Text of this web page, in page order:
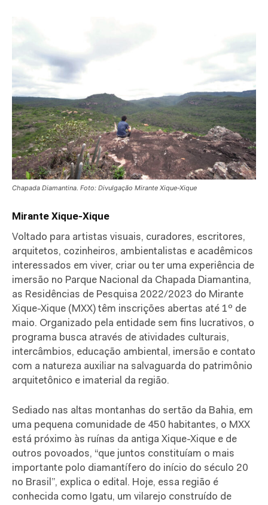
Chapada Diamantina. Foto: Divulgação Mirante Xique-Xique
Mirante Xique-Xique
Voltado para artistas visuais, curadores, escritores,
arquitetos, cozinheiros, ambientalistas e acadêmicos
interessados em viver, criar ou ter uma experiência de
imersão no Parque Nacional da Chapada Diamantina,
as Residências de Pesquisa 2022/2023 do Mirante
Xique-Xique (MXX) têm inscrições abertas até 1º de
maio. Organizado pela entidade sem fins lucrativos, o
programa busca através de atividades culturais,
intercâmbios, educação ambiental, imersão e contato
com a natureza auxiliar na salvaguarda do patrimônio
arquitetônico e imaterial da região.
Sediado nas altas montanhas do sertão da Bahia, em
uma pequena comunidade de 450 habitantes, o MXX
está próximo às ruínas da antiga Xique-Xique e de
outros povoados, “que juntos constituíam o mais
importante polo diamantífero do início do século 20
no Brasil”, explica o edital. Hoje, essa região é
conhecida como Igatu, um vilarejo construído de